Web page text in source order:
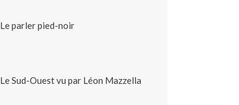
Le parler pied-noir
Le Sud-Ouest vu par Léon Mazzella